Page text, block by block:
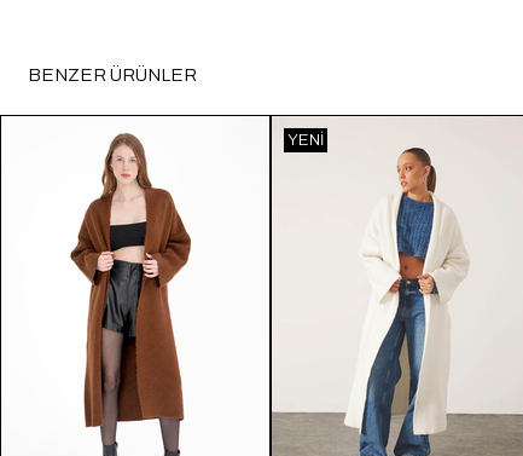
BENZER ÜRÜNLER
YENI